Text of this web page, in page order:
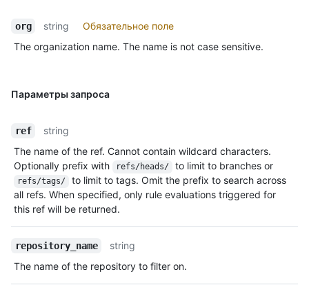
org string
Обязательное поле
The organization name. The name is not case sensitive.
Параметры запроса
ref
string
The name of the ref. Cannot contain wildcard characters.
Optionally prefix with
refs/heads/ to limit to branches or
refs/tags/
to limit to tags. Omit the prefix to search across
all refs. When specified, only rule evaluations triggered for
this ref will be returned.
repository_name
string
The name of the repository to filter on.